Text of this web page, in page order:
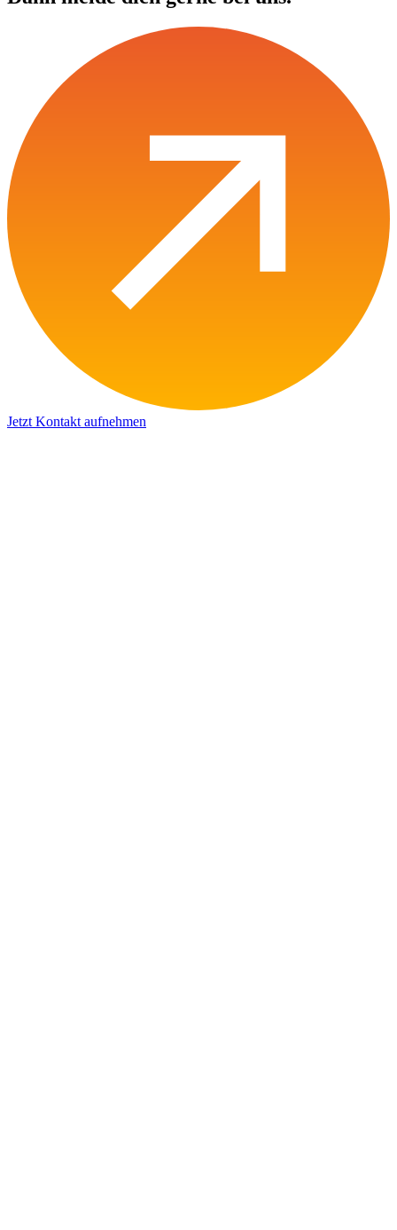
Jetzt Kontakt aufnehmen